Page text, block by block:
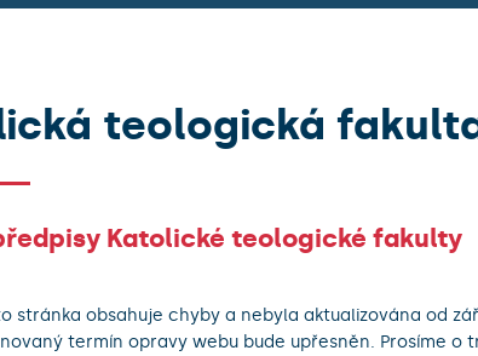
teologická
Katolické teologické fakulty
stránka obsahuje chyby a nebyla aktualizována od
termín opravy webu bude upřesněn. Prosíme o